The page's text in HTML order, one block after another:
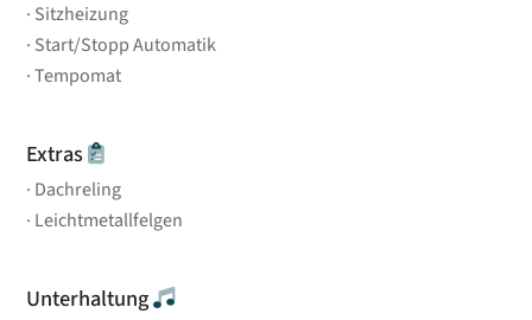
Sitzheizung
Start/Stopp Automatik
Tempomat
Extras
Dachreling
Leichtmetallfelgen
Unterhaltung